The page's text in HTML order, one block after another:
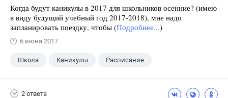
Когда будут каникулы в 2017 для школьников осенние? (имею
в виду будущий учебный год 2017-2018), мне надо
запланировать поездку, чтобы (Подробнее...)
6 июня 2017
Школа Каникулы Расписание
2 ответа